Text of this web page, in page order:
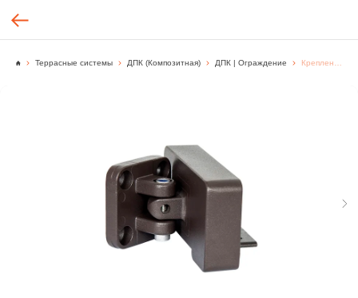
Террасные системы ДПК (Композитная) ДПК | Ограждение